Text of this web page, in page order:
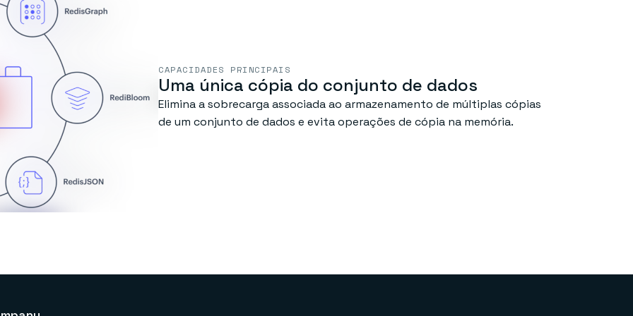
CAPACIDADES PRINCIPAIS
Uma única cópia do conjunto de dados
Elimina a sobrecarga associada ao armazenamento de múltiplas cópias
de um conjunto de dados e evita operações de cópia na memória.